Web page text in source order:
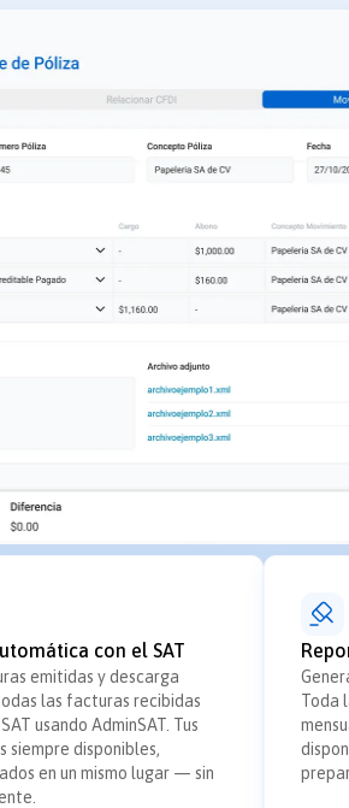
con el SAT
emitidas y descarga
las facturas recibidas
usando AdminSAT. Tus
siempre disponibles,
en un mismo lugar — sin
Toda